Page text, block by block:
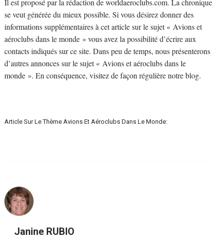
se veut générée du mieux possible. Si vous désirez donner des
informations supplémentaires à cet article sur le sujet « Avions et
aéroclubs dans le monde » vous avez la possibilité d’écrire aux
contacts indiqués sur ce site. Dans peu de temps, nous présenterons
d’autres annonces sur le sujet « Avions et aéroclubs dans le
monde ». En conséquence, visitez de façon régulière notre blog.
Article Sur Le Thème Avions Et Aéroclubs Dans Le Monde:
Janine RUBIO